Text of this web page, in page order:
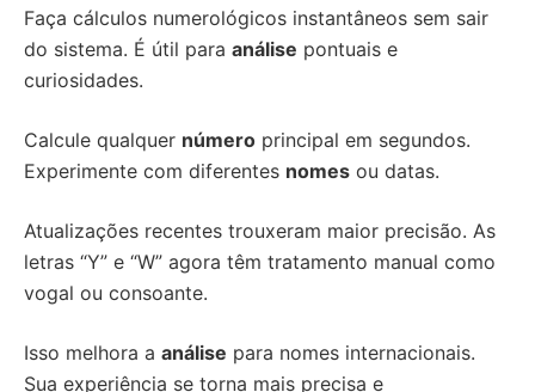
Faça cálculos numerológicos instantâneos sem sair
do sistema. É útil para análise pontuais e
curiosidades.
Calcule qualquer número principal em segundos.
Experimente com diferentes nomes ou datas.
Atualizações recentes trouxeram maior precisão. As
letras “Y” e “W” agora têm tratamento manual como
vogal ou consoante.
Isso melhora a análise para nomes internacionais.
Sua experiência se torna mais precisa e